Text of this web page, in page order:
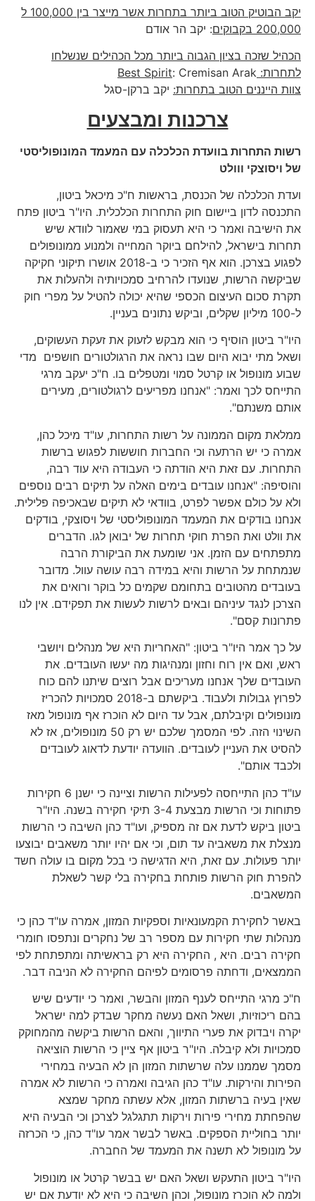
יקב הבוטיק הטוב ביותר בתחרות אשר מייצר בין 100,000 ל
200,000 בקבוקים
: יקב הר אודם
הכהיל שזכה בציון הגבוה ביותר מכל הכהילים שנשלחו
לתחרות:
Best Spirit: Cremisan Arak
צוות הייננים הטוב בתחרות:יקב ברקן-סגל
צרכנות ומבצעים
רשות התחרות בוועדת הכלכלה עם המעמד המונופוליסטי
של ויסוצקי ווולט
ועדת הכלכלה של הכנסת, בראשות ח"כ מיכאל ביטון,
התכנסה לדון ביישום חוק התחרות הכלכלית. היו"ר ביטון פתח
את הישיבה ואמר כי היא תעסוק במי שאמור לוודא שיש
תחרות בישראל, להילחם ביוקר המחייה ולמנוע ממונופולים
לפגוע בצרכן. הוא אף הזכיר כי ב-2018 אושרו תיקוני חקיקה
שביקשה הרשות, שנועדו להרחיב סמכויותיה ולהעלות את
תקרת סכום העיצום הכספי שהיא יכולה להטיל על מפרי חוק
היו"ר ביטון הוסיף כי הוא מבקש לזעוק את זעקת העשוקים,
ושאל מתי יבוא היום שבו נראה את הרגולטורים חושפים מדי
שבוע מונופול או קרטל סמוי ומטפלים בו. ח"כ יעקב מרגי
התייחס לכך ואמר: "אנחנו מפריעים לרגולטורים, מעירים
אותם משנתם".
ממלאת מקום הממונה על רשות התחרות, עו"ד מיכל כהן,
אמרה כי יש הרתעה וכי החברות חוששות לפגוש ברשות
התחרות. עם זאת היא הודתה כי העבודה היא עוד רבה,
והוסיפה: "אנחנו עובדים בימים האלה על תיקים רבים נוספים
ולא על כולם אפשר לפרט, בוודאי לא תיקים שבאכיפה פלילית.
אנחנו בודקים את המעמד המונופוליסטי של ויסוצקי, בודקים
את וולט ואת הפרת חוקי תחרות של יבואן לגו. הדברים
מתפתחים עם הזמן. אני שומעת את הביקורת הרבה
שנמתחת על הרשות והיא במידה רבה עושה עוול. מדובר
בעובדים מהטובים בתחומם שקמים כל בוקר ורואים את
הצרכן לנגד עיניהם ובאים לרשות לעשות את תפקידם. אין לנו
פתרונות קסם".
על כך אמר היו"ר ביטון: "האחריות היא של מנהלים ויושבי
ראש, ואם אין רוח וחזון ומנהיגות מה יעשו העובדים. את
העובדים שלך אנחנו מעריכים אבל רוצים שיתנו להם כוח
לפרוץ גבולות ולעבוד. ביקשתם ב-2018 סמכויות להכריז
מונופולים וקיבלתם, אבל עד היום לא הוכרז אף מונופול מאז
השינוי הזה. לפי המסמך שלכם יש רק 50 מונופולים, אז לא
להסיט את העניין לעובדים. הוועדה יודעת לדאוג לעובדים
ולכבד אותם".
עו"ד כהן התייחסה לפעילות הרשות וציינה כי ישנן 6 חקירות
פתוחות וכי הרשות מבצעת 3-4 תיקי חקירה בשנה. היו"ר
ביטון ביקש לדעת אם זה מספיק, ועו"ד כהן השיבה כי הרשות
מנצלת את משאביה עד תום, וכי אם יהיו יותר משאבים יבוצעו
יותר פעולות. עם זאת, היא הדגישה כי בכל מקום בו עולה חשד
להפרת חוק הרשות פותחת בחקירה בלי קשר לשאלת
המשאבים.
באשר לחקירת הקמעונאיות וספקיות המזון, אמרה עו"ד כהן כי
מנהלות שתי חקירות עם מספר רב של נחקרים ונתפסו חומרי
חקירה רבים. היא , החקירה היא רק בראשיתה ומתפתחת לפי
הממצאים, ודחתה פרסומים לפיהם החקירה לא הניבה דבר.
ח"כ מרגי התייחס לענף המזון והבשר, ואמר כי יודעים שיש
בהם ריכוזיות, ושאל האם נעשה מחקר שבדק למה ישראל
יקרה ויבדוק את פערי התיווך, והאם הרשות ביקשה מהמחוקק
סמכויות ולא קיבלה. היו"ר ביטון אף ציין כי הרשות הוציאה
מסמך שממנו עלה שרשתות המזון הן לא הבעיה במחירי
הפירות והירקות. עו"ד כהן הגיבה ואמרה כי הרשות לא אמרה
שאין בעיה ברשתות המזון, אלא עשתה מחקר שמצא
שהפחתת מחירי פירות וירקות תתגלגל לצרכן וכי הבעיה היא
יותר בחוליית הספקים. באשר לבשר אמר עו"ד כהן, כי הכרזה
על מונופול לא תשנה את המעמד של החברה.
היו"ר ביטון התעקש ושאל האם יש בבשר קרטל או מונופול
ולמה לא הוכרז מונופול, וכהן השיבה כי היא לא יודעת אם יש